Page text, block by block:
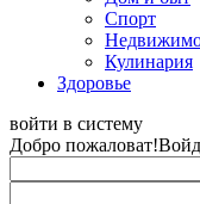
Спорт
Кулинария
Здоровье
войти в систему
Добро пожаловат!